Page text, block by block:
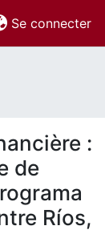
Se connecter
:
de
Ríos,